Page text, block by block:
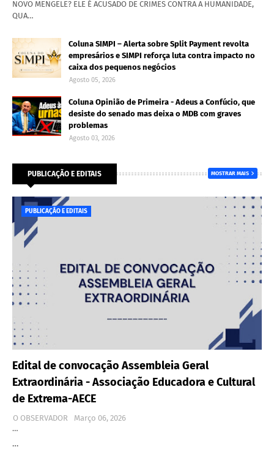
NOVO MENGELE? ELE É ACUSADO DE CRIMES CONTRA A HUMANIDADE,
QUA…
Coluna SIMPI – Alerta sobre Split Payment revolta
empresários e SIMPI reforça luta contra impacto no
caixa dos pequenos negócios
Agosto 05, 2026
Coluna Opinião de Primeira - Adeus a Confúcio, que
desiste do senado mas deixa o MDB com graves
problemas
Agosto 03, 2026
PUBLICAÇÃO E EDITAIS MOSTRAR MAIS
PUBLICAÇÃO E EDITAIS
Edital de convocação Assembleia Geral
Extraordinária - Associação Educadora e Cultural
de Extrema-AECE
O OBSERVADOR
Março 06, 2026
…
…